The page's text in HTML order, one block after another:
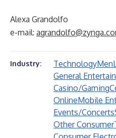
Alexa Grandolfo
e-mail:
Industry: TechnologyMen
General
Casino/Gaming
OnlineMobile
Events/Concerts
Other Consumer